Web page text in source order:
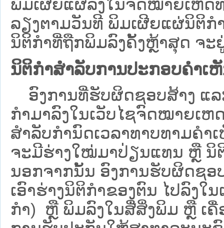
ພິມເຜີຍແຜ່ລົງໃນຈົດໝາຍເຫດ
ລຽງຕາມວັນທີ ພິມເຜີຍແຜ່ນິຕິກ
ນິຕິກຳທີ່ຖືກພິມລົງຄັ້ງຫຼ້າສຸດ ຈະ
ນິຕິກຳສຳລັບການປະກອບຄຳເ
ອົງການທີ່ຮັບຜິດຊອບສ້າງ ແລ
ກຳມາລົງໃນ​ເວັບ​ໄຊຈົດໝາຍເຫ
ສໍາລັບກໍານົດເວລາທາບທາມຄໍ
ຈະມີຮ່າງໃໝ່ມາປ່ຽນແທນ ຫຼື ນິ
ນອກຈາກນັ້ນ ອົງການຮັບຜິດຊອ
ເອົາຮ່າງນິຕິກຳຂອງຕົນ ໄປລົງໃ
ກຳ) ຫຼື ພິມລົງໃນສື່ສິ່ງພິມ ຫຼື ເຄື່